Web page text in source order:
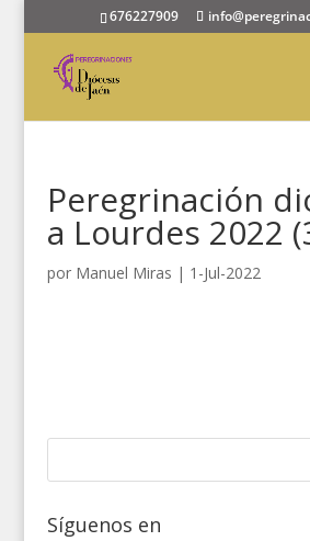
676227909
Peregrinación
a Lourdes 2022
por Manuel Miras | 1-Jul-2022
Síguenos en